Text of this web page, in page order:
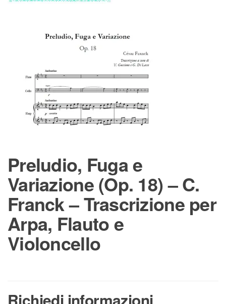
Preludio, Fuga e
Variazione (Op. 18) – C.
Franck – Trascrizione per
Arpa, Flauto e
Violoncello